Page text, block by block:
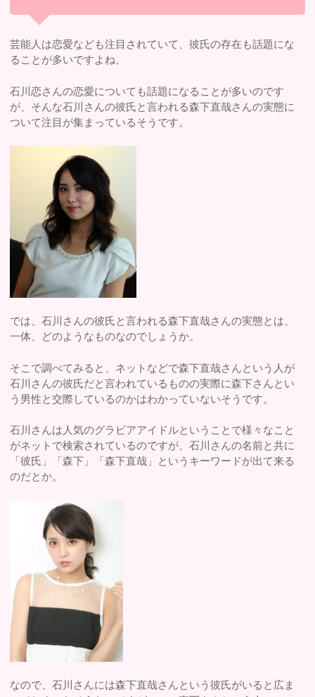
芸能人は恋愛なども注目されていて、彼氏の存在も話題にな
ることが多いですよね、
石川恋さんの恋愛についても話題になることが多いのです
が、そんな石川さんの彼氏と言われる森下直哉さんの実態に
ついて注目が集まっているそうです。
では、石川さんの彼氏と言われる森下直哉さんの実態とは、
一体、どのようなものなのでしょうか。
そこで調べてみると、ネットなどで森下直哉さんという人が
石川さんの彼氏だと言われているものの実際に森下さんとい
う男性と交際しているのかはわかっていないそうです。
石川さんは人気のグラビアアイドルということで様々なこと
がネットで検索されているのですが、石川さんの名前と共に
「彼氏」「森下」「森下直哉」というキーワードが出て来る
のだとか。
なので、石川さんには森下直哉さんという彼氏がいると広ま